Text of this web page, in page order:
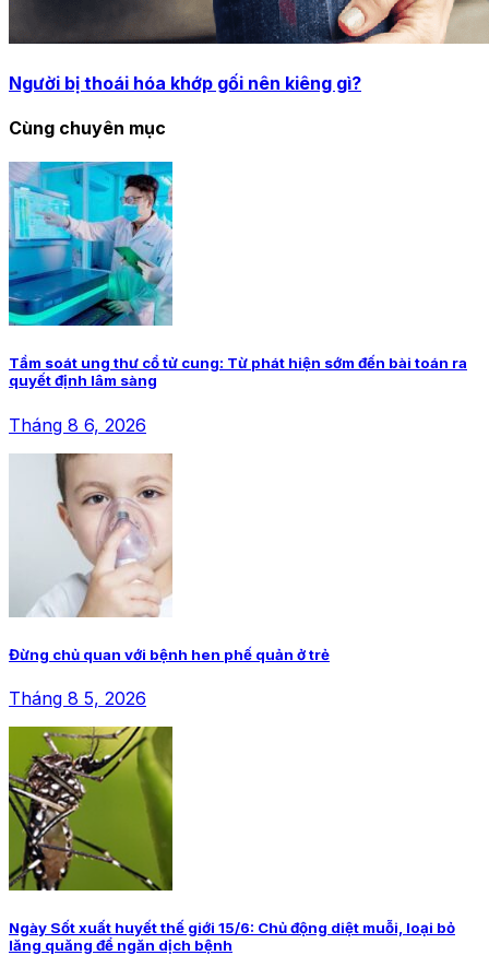
Người bị thoái hóa khớp gối nên kiêng gì?
Cùng chuyên mục
Tầm soát ung thư cổ tử cung: Từ phát hiện sớm đến bài toán ra
quyết định lâm sàng
Tháng 8 6, 2026
Đừng chủ quan với bệnh hen phế quản ở trẻ
Tháng 8 5, 2026
Ngày Sốt xuất huyết thế giới 15/6: Chủ động diệt muỗi, loại bỏ
lăng quăng để ngăn dịch bệnh